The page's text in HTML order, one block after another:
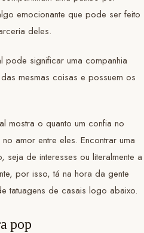
emocionante que pode ser feito
deles.
pode significar uma companhia
mesmas coisas e possuem os
mostra o quanto um confia no
amor entre eles. Encontrar uma
seja de interesses ou literalmente a
por isso, tá na hora da gente
tatuagens de casais logo abaixo.
pop